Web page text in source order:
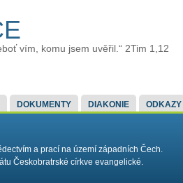
vím, komu jsem uvěřil.“ 2Tim 1,12
DOKUMENTY DIAKONIE ODKAZY
a prací na území západních Čech.
Českobratrské církve evangelické.